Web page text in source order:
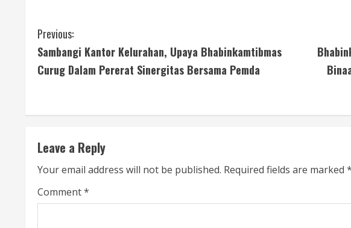
C
o
t
i
n
u
e
Previous:
Sambangi Kantor Kelurahan, Upaya Bhabinkamtibmas
Curug Dalam Pererat Sinergitas Bersama Pemda
Leave a Reply
Your email address will not be published. Required fields are marked *
Comment*